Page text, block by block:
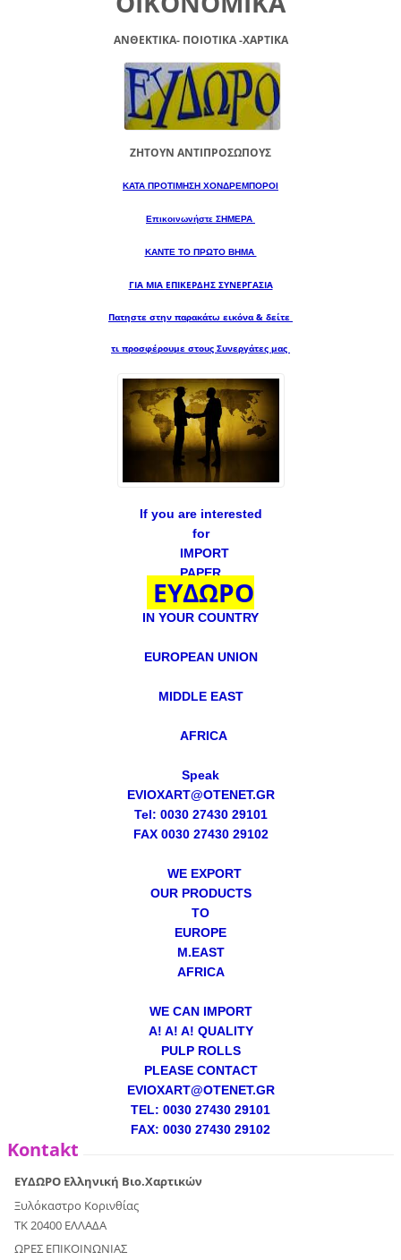
ΑΝΘΕΚΤΙΚΑ- ΠΟΙΟΤΙΚΑ -XAPTIKA
ΖΗΤΟΥΝ ΑΝΤΙΠΡΟΣΩΠΟΥΣ
ΚΑΤΑ ΠΡΟΤΙΜΗΣΗ ΧΟΝΔΡΕΜΠΟΡΟΙ
Επικοινωνήστε ΣΗΜΕΡΑ
ΚΑΝΤΕ ΤΟ ΠΡΩΤΟ ΒΗΜΑ
ΓΙΑ ΜΙΑ ΕΠΙΚΕΡΔΗΣ ΣΥΝΕΡΓΑΣΙΑ
Πατηστε στην παρακάτω εικόνα & δείτε
τι προσφέρουμε στους Συνεργάτες μας
If you are interested
for
IMPORT
PAPER
ΕΥΔΩΡΟ
IN YOUR COUNTRY
EUROPEAN UNION
MIDDLE EAST
AFRICA
Speak
EVIOXART@OTENET.GR
Tel: 0030 27430 29101
FAX 0030 27430 29102
WE EXPORT
OUR PRODUCTS
TO
EUROPE
M.EAST
AFRICA
WE CAN IMPORT
A! A! A! QUALITY
PULP ROLLS
PLEASE CONTACT
EVIOXART@OTENET.GR
TEL: 0030 27430 29101
FAX: 0030 27430 29102
Kontakt
ΕΥΔΩΡΟ Ελληνική Βιο.Χαρτικών
Ξυλόκαστρο Κορινθίας
ΤΚ 20400 ΕΛΛΑΔΑ
ΩΡΕΣ ΕΠΙΚΟΙΝΩΝΙΑΣ